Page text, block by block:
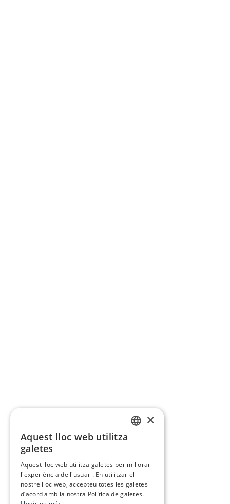
×
Aquest lloc web utilitza
galetes
Aquest lloc web utilitza galetes per millorar
l'experiència de l'usuari. En utilitzar el
nostre lloc web, accepteu totes les galetes
d’acord amb la nostra Política de galetes.